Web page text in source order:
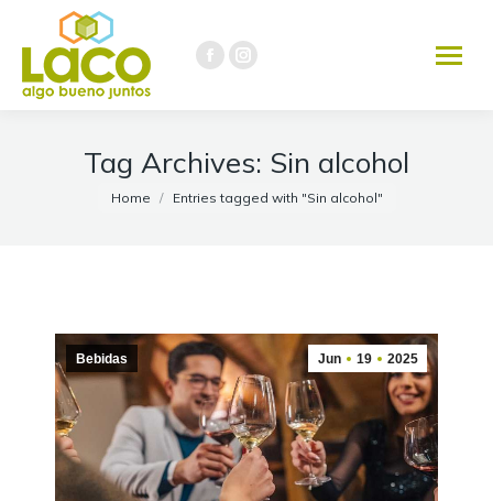
Facebook
in
window
Instagram
in
window
Tag Archives: Sin alcohol
You are here:
Home Entries tagged with "Sin alcohol"
Jun 19 2025
Bebidas